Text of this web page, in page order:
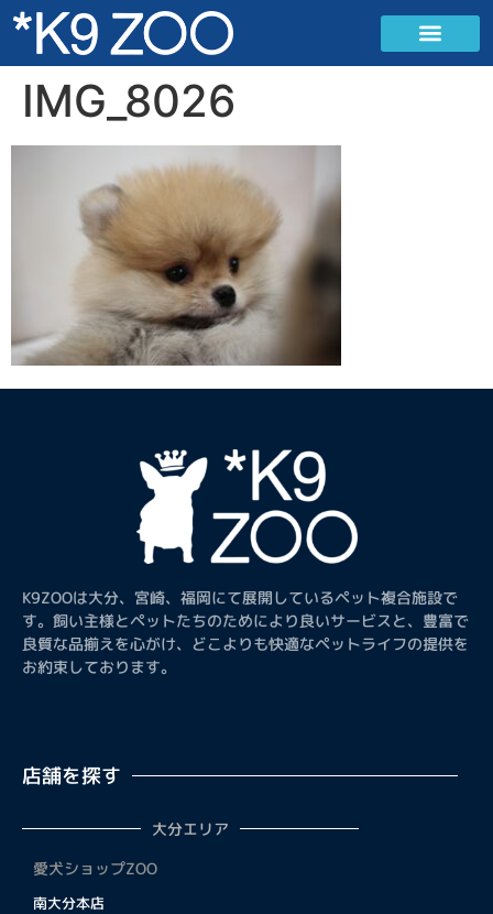
IMG_8026
K9ZOOは大分、宮崎、福岡にて展開しているペット複合施設で
す。飼い主様とペットたちのためにより良いサービスと、豊富で
良質な品揃えを心がけ、どこよりも快適なペットライフの提供を
お約束しております。
店舗を探す
大分エリア
愛犬ショップZOO
南大分本店